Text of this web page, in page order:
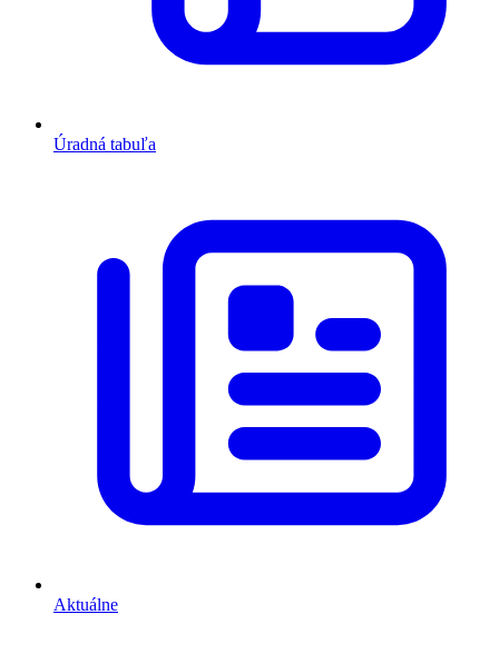
Úradná tabuľa
Aktuálne